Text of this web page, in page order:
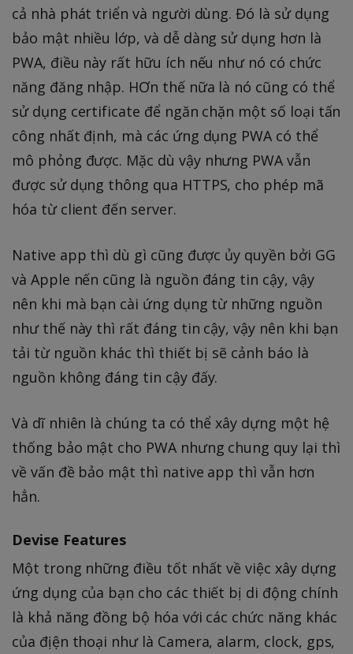
cả nhà phát triển và người dùng. Đó là sử dụng
bảo mật nhiều lớp, và dễ dàng sử dụng hơn là
PWA, điều này rất hữu ích nếu như nó có chức
năng đăng nhập. HƠn thế nữa là nó cũng có thể
sử dụng certificate để ngăn chặn một số loại tấn
công nhất định, mà các ứng dụng PWA có thể
mô phỏng được. Mặc dù vậy nhưng PWA vẫn
được sử dụng thông qua HTTPS, cho phép mã
hóa từ client đến server.
Native app thì dù gì cũng được ủy quyền bởi GG
và Apple nến cũng là nguồn đáng tin cậy, vậy
nên khi mà bạn cài ứng dụng từ những nguồn
như thế này thì rất đáng tin cậy, vậy nên khi bạn
tải từ nguồn khác thì thiết bị sẽ cảnh báo là
nguồn không đáng tin cậy đấy.
Và dĩ nhiên là chúng ta có thể xây dựng một hệ
thống bảo mật cho PWA nhưng chung quy lại thì
về vấn đề bảo mật thì native app thì vẫn hơn
hẳn.
Devise Features
Một trong những điều tốt nhất về việc xây dựng
ứng dụng của bạn cho các thiết bị di động chính
là khả năng đồng bộ hóa với các chức năng khác
của địện thoại như là Camera, alarm, clock, gps,